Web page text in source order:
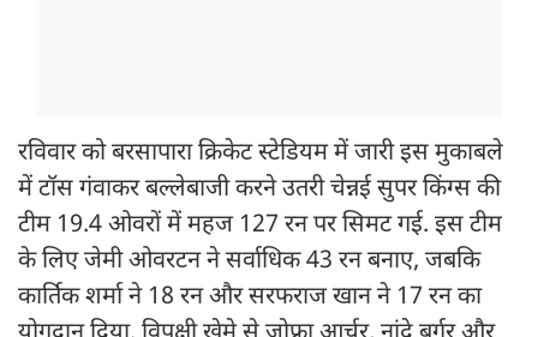
रविवार को बरसापारा क्रिकेट स्टेडियम में जारी इस मुकाबले
में टॉस गंवाकर बल्लेबाजी करने उतरी चेन्नई सुपर किंग्स की
टीम 19.4 ओवरों में महज 127 रन पर सिमट गई. इस टीम
के लिए जेमी ओवरटन ने सर्वाधिक 43 रन बनाए, जबकि
कार्तिक शर्मा ने 18 रन और सरफराज खान ने 17 रन का